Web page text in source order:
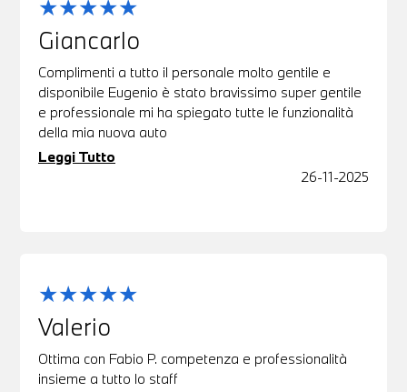
Giancarlo
Complimenti a tutto il personale molto gentile e
disponibile Eugenio è stato bravissimo super gentile
e professionale mi ha spiegato tutte le funzionalità
della mia nuova auto
Leggi Tutto
26-11-2025
Valerio
Ottima con Fabio P. competenza e professionalità
insieme a tutto lo staff